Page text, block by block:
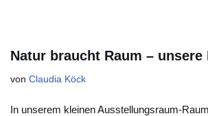
Natur braucht Raum –
von Claudia Köck
In unserem kleinen Ausstellungsraum-